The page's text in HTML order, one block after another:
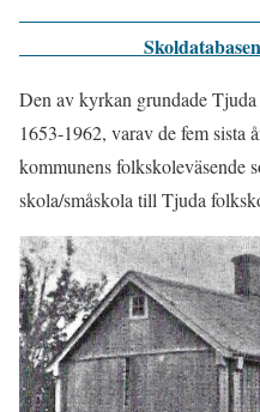
Skoldatabasen
Den av kyrkan grundade
1653-1962, varav de fem sista
kommunens folkskoleväsende
skola/småskola till Tjuda